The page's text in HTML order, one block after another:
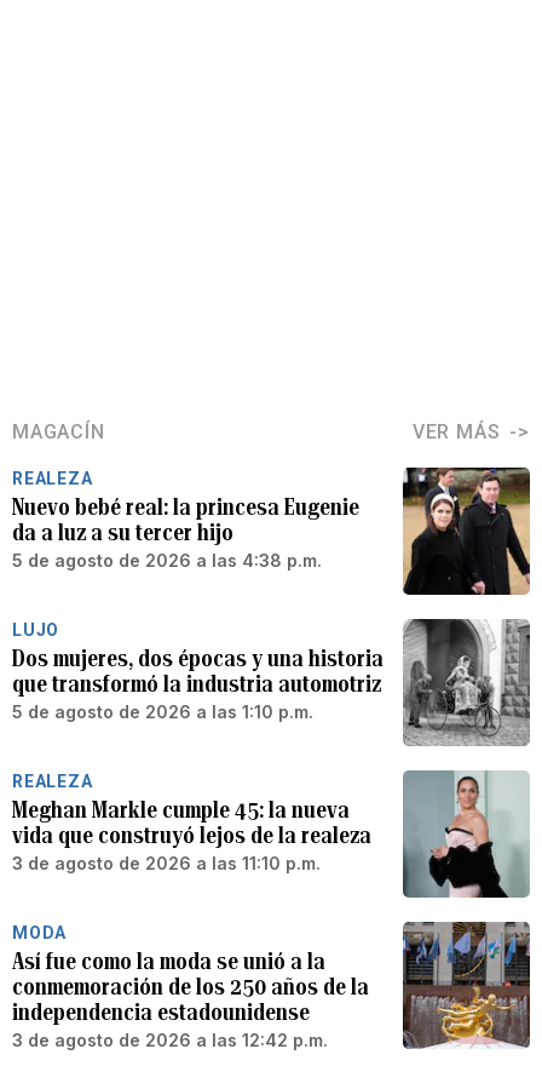
MAGACÍN VER MÁS
REALEZA
Nuevo bebé real: la princesa Eugenie
da a luz a su tercer hijo
5 de agosto de 2026 a las 4:38 p.m.
LUJO
Dos mujeres, dos épocas y una historia
que transformó la industria automotriz
5 de agosto de 2026 a las 1:10 p.m.
REALEZA
Meghan Markle cumple 45: la nueva
vida que construyó lejos de la realeza
3 de agosto de 2026 a las 11:10 p.m.
MODA
Así fue como la moda se unió a la
conmemoración de los 250 años de la
independencia estadounidense
3 de agosto de 2026 a las 12:42 p.m.